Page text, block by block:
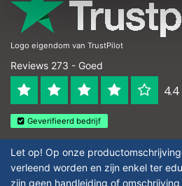
Logo eigendom van TrustPilot
Reviews 273 - Goed
4.4
Geverifieerd bedrijf
Let op! Op onze
verleend worden en zijn enkel ter
zijn geen handleiding of